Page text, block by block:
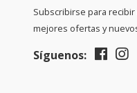
Subscribirse para
mejores ofertas y
Síguenos: